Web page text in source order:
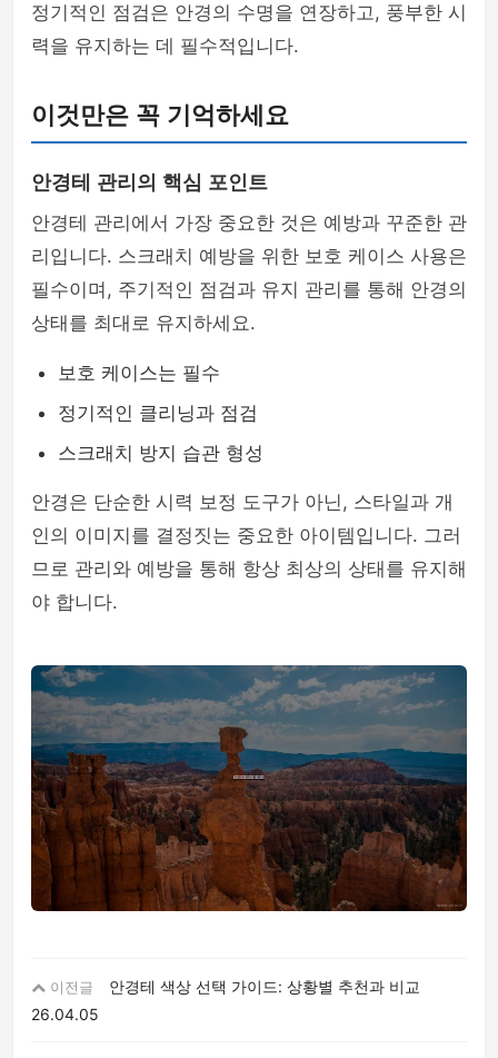
정기적인 점검은 안경의 수명을 연장하고, 풍부한 시
력을 유지하는 데 필수적입니다.
이것만은 꼭 기억하세요
안경테 관리의 핵심 포인트
안경테 관리에서 가장 중요한 것은 예방과 꾸준한 관
리입니다. 스크래치 예방을 위한 보호 케이스 사용은
필수이며, 주기적인 점검과 유지 관리를 통해 안경의
상태를 최대로 유지하세요.
보호 케이스는 필수
정기적인 클리닝과 점검
스크래치 방지 습관 형성
안경은 단순한 시력 보정 도구가 아닌, 스타일과 개
인의 이미지를 결정짓는 중요한 아이템입니다. 그러
므로 관리와 예방을 통해 항상 최상의 상태를 유지해
야 합니다.
이전글
안경테 색상 선택 가이드: 상황별 추천과 비교
26.04.05